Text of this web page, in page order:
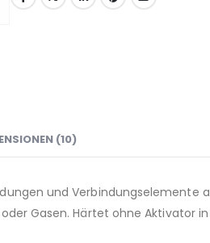
(10)
und Verbindungselemente
Gasen. Härtet ohne Aktivator